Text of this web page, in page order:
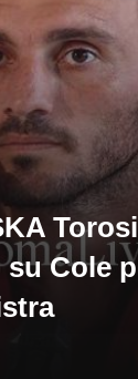
Cole